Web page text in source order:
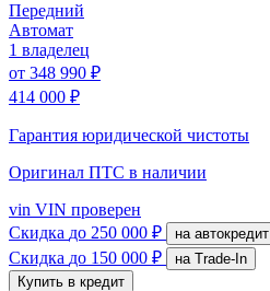
Передний
Автомат
1 владелец
от 348 990 ₽
414 000 ₽
Гарантия юридической чистоты
Оригинал ПТС в наличии
vin VIN проверен
Скидка до 250 000 ₽ на автокредит
Скидка до 150 000 ₽
на Trade-In
Купить в кредит